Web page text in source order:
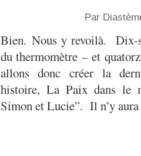
Par
Bien. Nous y revoilà. Dix-
du thermomètre – et
allons donc créer la
histoire, La Paix dans le
Simon et Lucie”. Il n’y